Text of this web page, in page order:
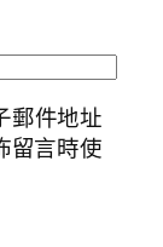
郵件地址
留言時使